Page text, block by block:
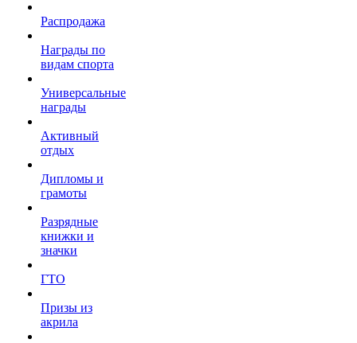
Распродажа
Награды по
видам спорта
Универсальные
награды
Активный
отдых
Дипломы и
грамоты
Разрядные
книжки и
значки
ГТО
Призы из
акрила